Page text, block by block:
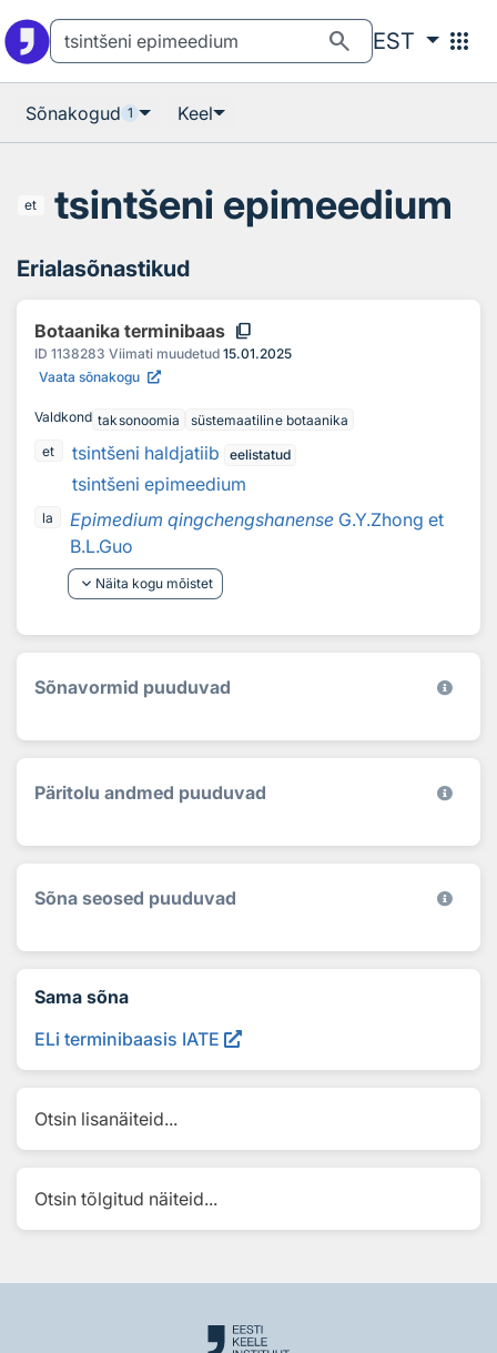
search EST apps
Sõnakogud 1 Keel
et tsintšeni epimeedium
Erialasõnastikud
Botaanika terminibaas content_copy
ID 1138283 Viimati muudetud 15.01.2025
Vaata sõnakogu
Valdkond taksonoomia
süstemaatiline botaanika
et
tsintšeni haldjatiib eelistatud
tsintšeni epimeedium
la Epimedium qingchengshanense G.Y.Zhong et
B.L.Guo
keyboard_arrow_down Näita kogu mõistet
Sõnavormid puuduvad
Päritolu andmed puuduvad
Sõna seosed puuduvad
Sama sõna
ELi terminibaasis IATE
Otsin lisanäiteid...
Otsin tõlgitud näiteid...